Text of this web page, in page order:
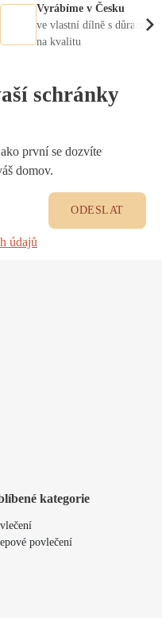
Vyrábíme v Česku
ve vlastní dílně s důrazem
na kvalitu
schránky
první se dozvíte
domov.
údajů
ODESLAT
kategorie
povlečení